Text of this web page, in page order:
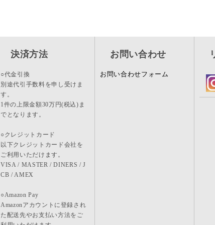
決済方法
○代金引換
別途代引手数料を申し受けま
す。
1件の上限金額30万円(税込)ま
でとなります。
○クレジットカード
以下クレジットカード会社を
ご利用いただけます。
VISA / MASTER / DINERS / J
CB / AMEX
○Amazon Pay
Amazonアカウントに登録され
た配送先やお支払い方法をご
お問い合わせ
お問い合わせフォーム